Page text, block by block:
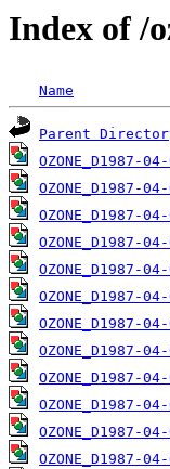
Index of /
Name
Parent
OZONE_D1987-
OZONE_D1987-04-
OZONE_D1987-04-
OZONE_D1987-04-
OZONE_D1987-04-
OZONE_D1987-
OZONE_D1987-04-
OZONE_D1987-04-
OZONE_D1987-
OZONE_D1987-04-
OZONE_D1987-04-
OZONE_D1987-